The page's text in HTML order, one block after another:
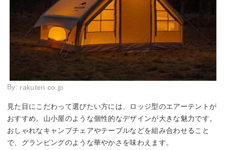
By: rakuten.co.jp
見た目にこだわって選びたい方には、ロッジ型のエアーテントが
おすすめ。山小屋のような個性的なデザインが大きな魅力です。
おしゃれなキャンプチェアやテーブルなどを組み合わせること
で、グランピングのような華やかさを味わえます。